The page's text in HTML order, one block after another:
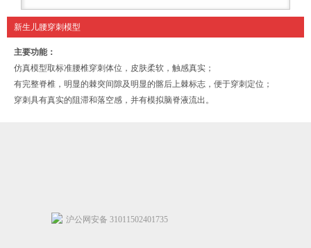
新生儿腰穿刺模型
主要功能：
仿真模型取标准腰椎穿刺体位，皮肤柔软，触感真实；
有完整脊椎，明显的棘突间隙及明显的髂后上棘标志，便于穿刺定位；
穿刺具有真实的阻滞和落空感，并有模拟脑脊液流出。
沪公网安备 31011502401735